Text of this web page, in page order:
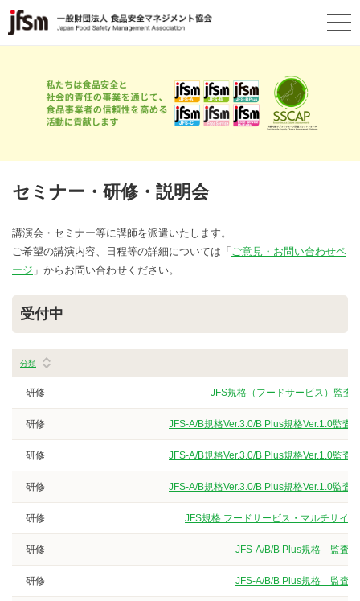
セミナー・研修・説明会
講演会・セミナー等に講師を派遣いたします。
ご希望の講演内容、日程等の詳細については「 ご意見・お問い合わせペ
ージ 」からお問い合わせください。
受付中
分類
研修 JFS規格（フードサービス）監査
研修 JFS-A/B規格Ver.3.0/B Plus規格Ver.1.0監
研修 JFS-A/B規格Ver.3.0/B Plus規格Ver.1.0監
研修 JFS-A/B規格Ver.3.0/B Plus規格Ver.1.0監
研修 JFS規格 フードサービス・マルチサイ
研修 JFS-A/B/B Plus規格 監査員
研修 JFS-A/B/B Plus規格 監査員